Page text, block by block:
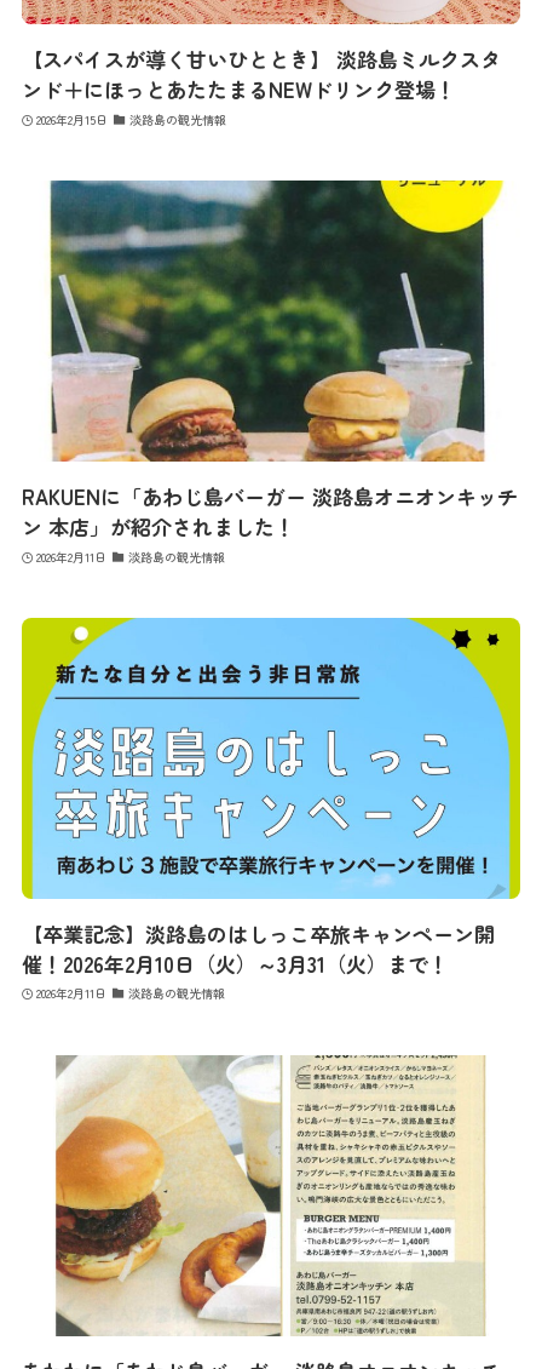
【スパイスが導く甘いひととき】 淡路島ミルクスタ
ンド＋にほっとあたたまるNEWドリンク登場！
2026年2月15日 淡路島の観光情報
RAKUENに「あわじ島バーガー 淡路島オニオンキッチ
ン 本店」が紹介されました！
2026年2月11日 淡路島の観光情報
【卒業記念】淡路島のはしっこ卒旅キャンペーン開
催！2026年2月10日（火）～3月31（火）まで！
2026年2月11日 淡路島の観光情報